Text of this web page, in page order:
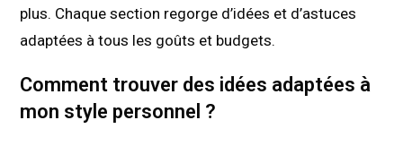
plus. Chaque section regorge d’idées et d’astuces
adaptées à tous les goûts et budgets.
Comment trouver des idées adaptées à
mon style personnel ?